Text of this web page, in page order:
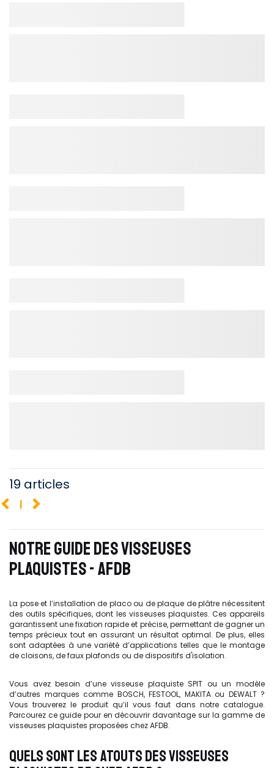
19 articles
1
NOTRE GUIDE DES VISSEUSES
PLAQUISTES - AFDB
La pose et l’installation de placo ou de plaque de plâtre nécessitent
des outils spécifiques, dont les visseuses plaquistes. Ces appareils
garantissent une fixation rapide et précise, permettant de gagner un
temps précieux tout en assurant un résultat optimal. De plus, elles
sont adaptées à une variété d’applications telles que le montage
de cloisons, de faux plafonds ou de dispositifs d'isolation.
Vous avez besoin d’une visseuse plaquiste SPIT ou un modèle
d’autres marques comme BOSCH, FESTOOL, MAKITA ou DEWALT ?
Vous trouverez le produit qu’il vous faut dans notre catalogue.
Parcourez ce guide pour en découvrir davantage sur la gamme de
visseuses plaquistes proposées chez AFDB.
QUELS SONT LES ATOUTS DES VISSEUSES